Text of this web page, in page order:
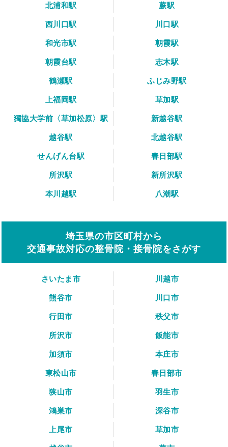
北浦和駅
蕨駅
西川口駅
川口駅
和光市駅
朝霞駅
朝霞台駅
志木駅
鶴瀬駅
ふじみ野駅
上福岡駅
草加駅
獨協大学前〈草加松原〉駅
新越谷駅
越谷駅
北越谷駅
せんげん台駅
春日部駅
所沢駅
新所沢駅
本川越駅
八潮駅
埼玉県の市区町村から
交通事故対応の整骨院・接骨院をさがす
さいたま市
川越市
熊谷市
川口市
行田市
秩父市
所沢市
飯能市
加須市
本庄市
東松山市
春日部市
狭山市
羽生市
鴻巣市
深谷市
上尾市
草加市